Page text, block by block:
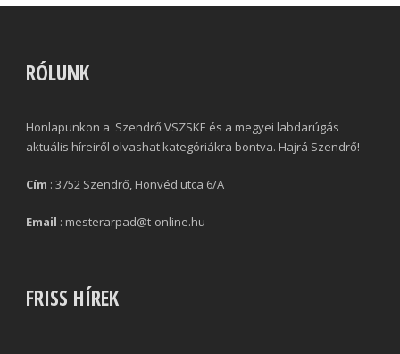
RÓLUNK
Honlapunkon a Szendrő VSZSKE és a megyei labdarúgás
aktuális híreiről olvashat kategóriákra bontva. Hajrá Szendrő!
Cím : 3752 Szendrő, Honvéd utca 6/A
Email : mesterarpad@t-online.hu
FRISS HÍREK